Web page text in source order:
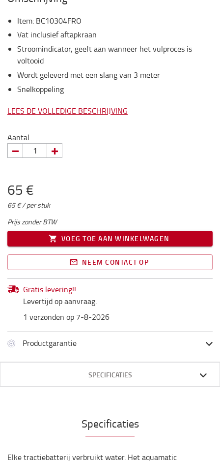
Item: BC10304FRO
Vat inclusief aftapkraan
Stroomindicator, geeft aan wanneer het vulproces is
voltooid
Wordt geleverd met een slang van 3 meter
Snelkoppeling
LEES DE VOLLEDIGE BESCHRIJVING
Aantal
65 €
65 € / per stuk
Prijs zonder BTW
VOEG TOE AAN WINKELWAGEN
NEEM CONTACT OP
Gratis levering!!
Levertijd op aanvraag.
1 verzonden op 7-8-2026
Productgarantie
SPECIFICATIES
Specificaties
Elke tractiebatterij verbruikt water. Het aquamatic